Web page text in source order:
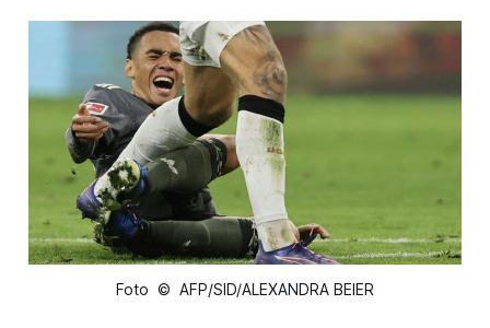
Foto © AFP/SID/ALEXANDRA BEIER